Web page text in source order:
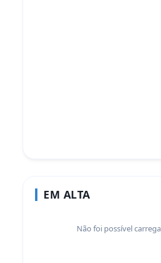
EM ALTA
Não foi possível